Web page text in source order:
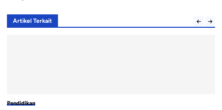
Artikel Terkait
Pendidikan